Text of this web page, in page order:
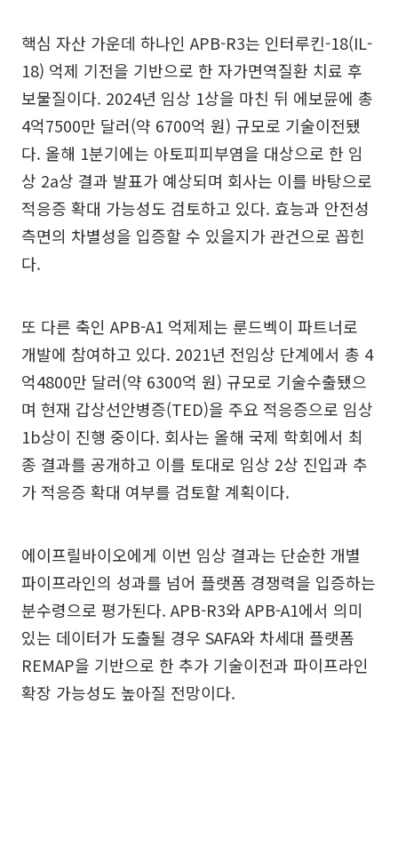
핵심 자산 가운데 하나인 APB-R3는 인터루킨-18(IL-
18) 억제 기전을 기반으로 한 자가면역질환 치료 후
보물질이다. 2024년 임상 1상을 마친 뒤 에보뮨에 총
4억7500만 달러(약 6700억 원) 규모로 기술이전됐
다. 올해 1분기에는 아토피피부염을 대상으로 한 임
상 2a상 결과 발표가 예상되며 회사는 이를 바탕으로
적응증 확대 가능성도 검토하고 있다. 효능과 안전성
측면의 차별성을 입증할 수 있을지가 관건으로 꼽힌
다.
또 다른 축인 APB-A1 억제제는 룬드벡이 파트너로
개발에 참여하고 있다. 2021년 전임상 단계에서 총 4
억4800만 달러(약 6300억 원) 규모로 기술수출됐으
며 현재 갑상선안병증(TED)을 주요 적응증으로 임상
1b상이 진행 중이다. 회사는 올해 국제 학회에서 최
종 결과를 공개하고 이를 토대로 임상 2상 진입과 추
가 적응증 확대 여부를 검토할 계획이다.
에이프릴바이오에게 이번 임상 결과는 단순한 개별
파이프라인의 성과를 넘어 플랫폼 경쟁력을 입증하는
분수령으로 평가된다. APB-R3와 APB-A1에서 의미
있는 데이터가 도출될 경우 SAFA와 차세대 플랫폼
REMAP을 기반으로 한 추가 기술이전과 파이프라인
확장 가능성도 높아질 전망이다.